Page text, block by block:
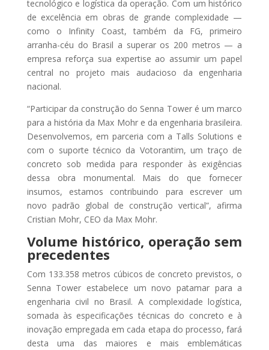
tecnológico e logística da operação. Com um histórico
de excelência em obras de grande complexidade —
como o Infinity Coast, também da FG, primeiro
arranha-céu do Brasil a superar os 200 metros — a
empresa reforça sua expertise ao assumir um papel
central no projeto mais audacioso da engenharia
nacional.
“Participar da construção do Senna Tower é um marco
para a história da Max Mohr e da engenharia brasileira.
Desenvolvemos, em parceria com a Talls Solutions e
com o suporte técnico da Votorantim, um traço de
concreto sob medida para responder às exigências
dessa obra monumental. Mais do que fornecer
insumos, estamos contribuindo para escrever um
novo padrão global de construção vertical”, afirma
Cristian Mohr, CEO da Max Mohr.
Volume histórico, operação sem
precedentes
Com 133.358 metros cúbicos de concreto previstos, o
Senna Tower estabelece um novo patamar para a
engenharia civil no Brasil. A complexidade logística,
somada às especificações técnicas do concreto e à
inovação empregada em cada etapa do processo, fará
desta uma das maiores e mais emblemáticas